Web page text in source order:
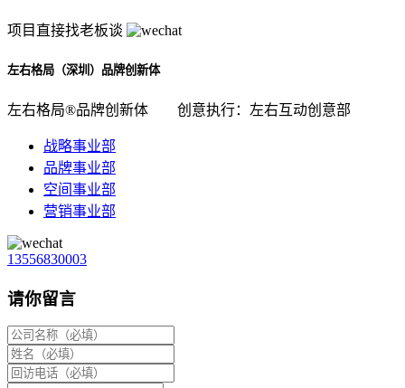
项目直接找老板谈
左右格局（深圳）品牌创新体
左右格局®品牌创新体 创意执行：左右互动创意部
战略事业部
品牌事业部
空间事业部
营销事业部
13556830003
请你留言